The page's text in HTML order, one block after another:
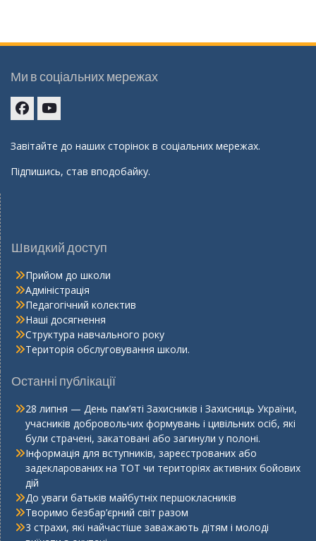
Ми в соціальних мережах
Завітайте до наших сторінок в соціальних мережах.
Підпишись, став вподобайку.
Швидкий доступ
Прийом до школи
Адміністрація
Педагогічний колектив
Наші досягнення
Структура навчального року
Територія обслуговування школи.
Останні публікації
28 липня — День пам’яті Захисників і Захисниць України,
учасників добровольчих формувань і цивільних осіб, які
були страчені, закатовані або загинули у полоні.
Інформація для вступників, зареєстрованих або
задекларованих на ТОТ чи територіях активних бойових
дій
До уваги батьків майбутніх першокласників
Творимо безбар’єрний світ разом
3 страхи, які найчастіше заважають дітям і молоді